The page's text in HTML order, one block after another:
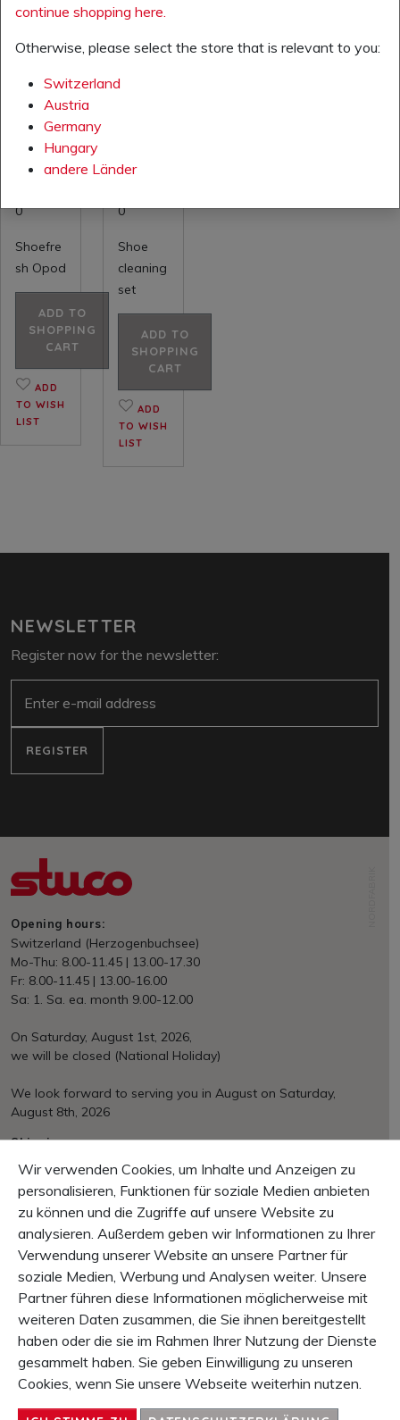
Your
VAT:
CHF 1
35.00
Item
number:
0
Shoefre
sh Opod
ADD TO
SHOPPING
CART
ADD
TO WISH
LIST
Your
VAT:
number:
0
Shoe
cleaning
set
ADD TO
SHOPPING
CART
ADD
TO WISH
LIST
NEWSLETTER
Register now for the newsletter:
REGISTER
Opening hours:
Switzerland (Herzogenbuchsee)
Mo-Thu: 8.00-11.45 | 13.00-17.30
Fr: 8.00-11.45 | 13.00-16.00
Sa: 1. Sa. ea. month 9.00-12.00
On Saturday, August 1st, 2026,
we will be closed (National Holiday)
We look forward to serving you in August on Saturday,
August 8th, 2026
Shipping
Over CHF 150.– free of charge
Payement
Mastercard, VISA, PayPal, invoice, pre payment
Guarantee
10 Days right of return
1 Year product-guarantee
CONTENT
SERVICE & INFO
continue shopping here.
Otherwise, please select the store that is relevant to you:
Switzerland
Austria
Germany
Hungary
andere Länder
Wir verwenden Cookies, um Inhalte und Anzeigen zu
personalisieren, Funktionen für soziale Medien anbieten
zu können und die Zugriffe auf unsere Website zu
analysieren. Außerdem geben wir Informationen zu Ihrer
Verwendung unserer Website an unsere Partner für
soziale Medien, Werbung und Analysen weiter. Unsere
Partner führen diese Informationen möglicherweise mit
weiteren Daten zusammen, die Sie ihnen bereitgestellt
haben oder die sie im Rahmen Ihrer Nutzung der Dienste
gesammelt haben. Sie geben Einwilligung zu unseren
Cookies, wenn Sie unsere Webseite weiterhin nutzen.